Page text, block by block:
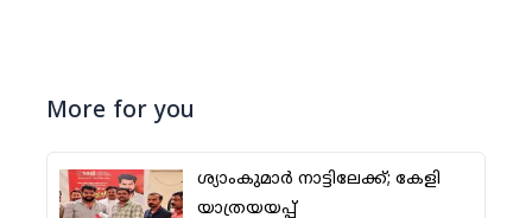
More for you
ശ്യാംകുമാര്‍ നാട്ടിലേക്ക്; കേളി
യാത്രയയപ്പ്